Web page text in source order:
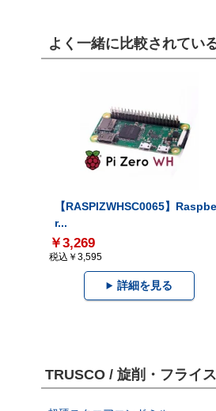
よく一緒に比較されてい
【RASPIZWHSC0065】
r...
￥3,269
税込￥3,595
詳細を見る
TRUSCO / 旋削・フライ